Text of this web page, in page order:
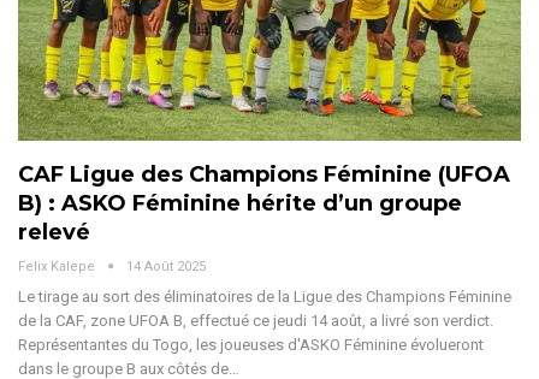
CAF Ligue des Champions Féminine (UFOA
B) : ASKO Féminine hérite d’un groupe
relevé
Felix Kalepe 14 Août 2025
Le tirage au sort des éliminatoires de la Ligue des Champions Féminine
de la CAF, zone UFOA B, effectué ce jeudi 14 août, a livré son verdict.
Représentantes du Togo, les joueuses d'ASKO Féminine évolueront
dans le groupe B aux côtés de